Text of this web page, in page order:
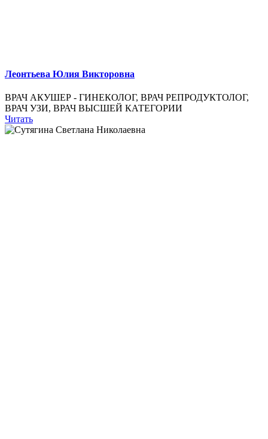
Леонтьева Юлия Викторовна
ВРАЧ АКУШЕР - ГИНЕКОЛОГ, ВРАЧ РЕПРОДУКТОЛОГ,
ВРАЧ УЗИ, ВРАЧ ВЫСШЕЙ КАТЕГОРИИ
Читать